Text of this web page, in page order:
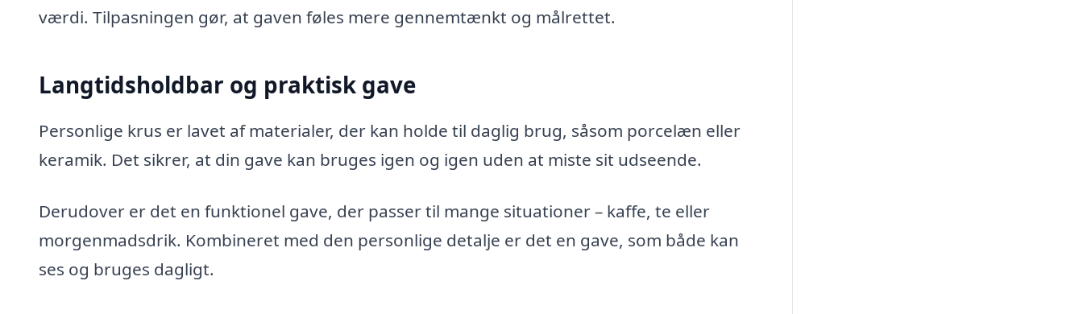
værdi. Tilpasningen gør, at gaven føles mere gennemtænkt og målrettet.
Langtidsholdbar og praktisk gave
Personlige krus er lavet af materialer, der kan holde til daglig brug, såsom porcelæn eller
keramik. Det sikrer, at din gave kan bruges igen og igen uden at miste sit udseende.
Derudover er det en funktionel gave, der passer til mange situationer – kaffe, te eller
morgenmadsdrik. Kombineret med den personlige detalje er det en gave, som både kan
ses og bruges dagligt.